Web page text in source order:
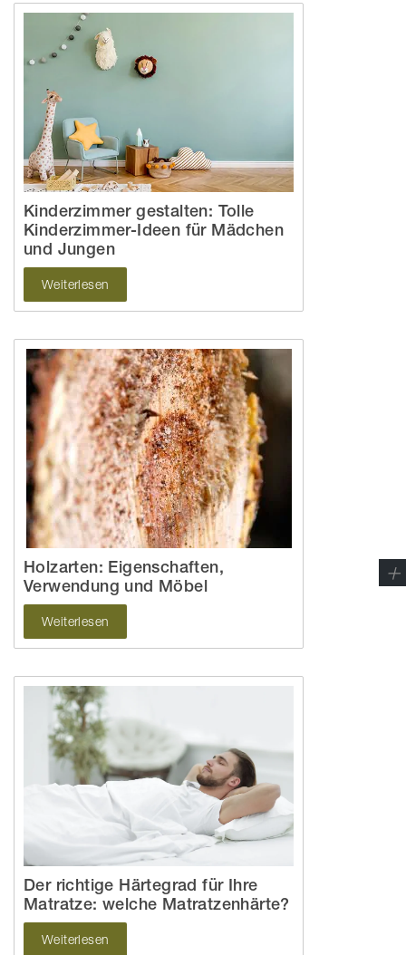
Kinderzimmer gestalten: Tolle
Kinderzimmer-Ideen für Mädchen
und Jungen
Weiterlesen
Holzarten: Eigenschaften,
Verwendung und Möbel
Weiterlesen
Der richtige Härtegrad für Ihre
Matratze: welche Matratzenhärte?
Weiterlesen